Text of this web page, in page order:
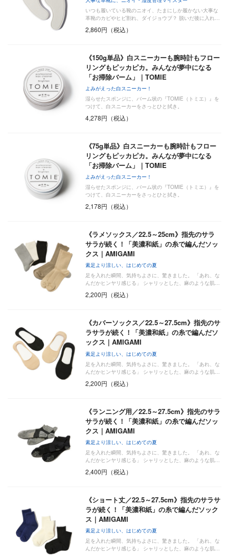
いつも履いている靴のニオイ、たまにしか履かない大事な
革靴のカビやヒビ割れ、ダイジョウブ？ 脱いだ後に入れ…
2,860円（税込）
《150g単品》白スニーカーも腕時計もフロー
リングもピッカピカ。みんなが夢中になる
「お掃除バーム」｜TOMIE
よみがえった白スニーカー！
湿らせたスポンジに、バーム状の『TOMIE（トミエ）』を
つけて、白スニーカーをさっとひと拭き。
4,278円（税込）
《75g単品》白スニーカーも腕時計もフロー
リングもピッカピカ。みんなが夢中になる
「お掃除バーム」｜TOMIE
よみがえった白スニーカー！
湿らせたスポンジに、バーム状の『TOMIE（トミエ）』を
つけて、白スニーカーをさっとひと拭き。
2,178円（税込）
《ラメソックス／22.5～25cm》指先のサラ
サラが続く！「美濃和紙」の糸で編んだソッ
クス｜AMIGAMI
素足より涼しい、はじめての夏
足を入れた瞬間、気持ちよさに、驚きました。 「あれ、な
んだかヒンヤリ感じる」 シャリッとした、麻のような肌…
2,200円（税込）
《カバーソックス／22.5～27.5cm》指先のサ
ラサラが続く！「美濃和紙」の糸で編んだソ
ックス｜AMIGAMI
素足より涼しい、はじめての夏
足を入れた瞬間、気持ちよさに、驚きました。 「あれ、な
んだかヒンヤリ感じる」 シャリッとした、麻のような肌…
2,200円（税込）
《ランニング用／22.5～27.5cm》指先のサラ
サラが続く！「美濃和紙」の糸で編んだソッ
クス｜AMIGAMI
素足より涼しい、はじめての夏
足を入れた瞬間、気持ちよさに、驚きました。 「あれ、な
んだかヒンヤリ感じる」 シャリッとした、麻のような肌…
2,400円（税込）
《ショート丈／22.5～27.5cm》指先のサラサ
ラが続く！「美濃和紙」の糸で編んだソック
ス｜AMIGAMI
素足より涼しい、はじめての夏
足を入れた瞬間、気持ちよさに、驚きました。 「あれ、な
んだかヒンヤリ感じる」 シャリッとした、麻のような肌…